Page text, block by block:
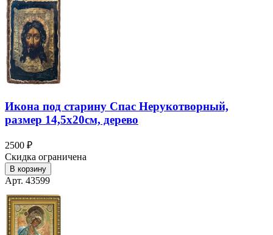
Икона под старину Спас Нерукотворный,
размер 14,5х20см, дерево
2500 ₽
Скидка ограничена
В корзину
Арт. 43599